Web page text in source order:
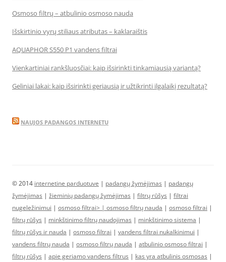
Osmoso filtrų – atbulinio osmoso nauda
Išskirtinio vyrų stiliaus atributas – kaklaraištis
AQUAPHOR S550 P1 vandens filtrai
Vienkartiniai rankšluosčiai: kaip išsirinkti tinkamiausią variantą?
Geliniai lakai: kaip išsirinkti geriausią ir užtikrinti ilgalaikį rezultatą?
NAUJOS PADANGOS INTERNETU
© 2014 internetine parduotuve | padangų žymėjimas | padangų
žymėjimas | žieminių padangų žymėjimas | filtrų rūšys | filtrai
nugeležinimui | osmoso filtrai> | osmoso filtrų nauda | osmoso filtrai |
filtrų rūšys | minkštinimo filtrų naudojimas | minkštinimo sistema |
filtrų rūšys ir nauda | osmoso filtrai | vandens filtrai nukalkinimui |
vandens filtrų nauda | osmoso filtrų nauda | atbulinio osmoso filtrai |
filtrų rūšys | apie geriamo vandens filtrus | kas yra atbulinis osmosas |